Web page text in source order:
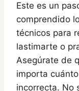
Este es un
comprendido
técnicos para
lastimarte o
Asegúrate de
importa
incorrecta. No